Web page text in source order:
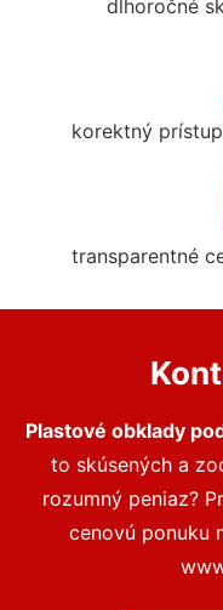
dlhoročné
korektný
transparentné
Plastové obklady
to skúsených a
rozumný peniaz?
cenovú ponuku